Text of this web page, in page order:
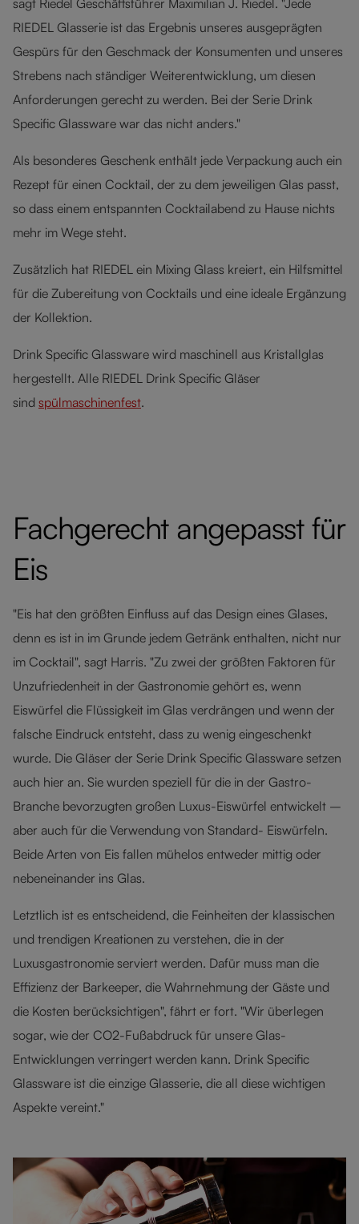
RIEDEL Glasserie ist das Ergebnis unseres ausgeprägten
Gespürs für den Geschmack der Konsumenten und unseres
Strebens nach ständiger Weiterentwicklung, um diesen
Anforderungen gerecht zu werden. Bei der Serie Drink
Specific Glassware war das nicht anders."
Als besonderes Geschenk enthält jede Verpackung auch ein
Rezept für einen Cocktail, der zu dem jeweiligen Glas passt,
so dass einem entspannten Cocktailabend zu Hause nichts
mehr im Wege steht.
Zusätzlich hat RIEDEL ein Mixing Glass kreiert, ein Hilfsmittel
für die Zubereitung von Cocktails und eine ideale Ergänzung
der Kollektion.
Drink Specific Glassware wird maschinell aus Kristallglas
hergestellt. Alle RIEDEL Drink Specific Gläser
sind spülmaschinenfest.
Fachgerecht angepasst für
Eis
"Eis hat den größten Einfluss auf das Design eines Glases,
denn es ist in im Grunde jedem Getränk enthalten, nicht nur
im Cocktail", sagt Harris. "Zu zwei der größten Faktoren für
Unzufriedenheit in der Gastronomie gehört es, wenn
Eiswürfel die Flüssigkeit im Glas verdrängen und wenn der
falsche Eindruck entsteht, dass zu wenig eingeschenkt
wurde. Die Gläser der Serie Drink Specific Glassware setzen
auch hier an. Sie wurden speziell für die in der Gastro-
Branche bevorzugten großen Luxus-Eiswürfel entwickelt –
aber auch für die Verwendung von Standard- Eiswürfeln.
Beide Arten von Eis fallen mühelos entweder mittig oder
nebeneinander ins Glas.
Letztlich ist es entscheidend, die Feinheiten der klassischen
und trendigen Kreationen zu verstehen, die in der
Luxusgastronomie serviert werden. Dafür muss man die
Effizienz der Barkeeper, die Wahrnehmung der Gäste und
die Kosten berücksichtigen", fährt er fort. "Wir überlegen
sogar, wie der CO2-Fußabdruck für unsere Glas-
Entwicklungen verringert werden kann. Drink Specific
Glassware ist die einzige Glasserie, die all diese wichtigen
Aspekte vereint."